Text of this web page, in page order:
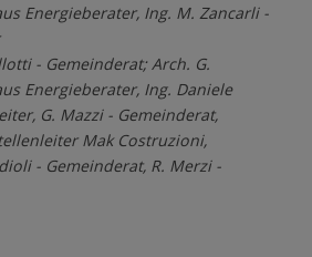
Energieberater, Ing. M. Zancarli -
- Gemeinderat; Arch. G.
Energieberater, Ing. Daniele
G. Mazzi - Gemeinderat,
Mak Costruzioni,
- Gemeinderat, R. Merzi -